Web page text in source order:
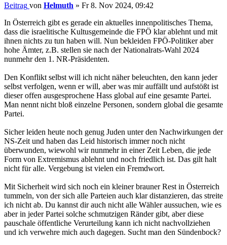
Beitrag von Helmuth » Fr 8. Nov 2024, 09:42
In Österreich gibt es gerade ein aktuelles innenpolitisches Thema,
dass die israelitische Kultusgemeinde die FPÖ klar ablehnt und mit
ihnen nichts zu tun haben will. Nun bekleiden FPÖ-Politiker aber
hohe Ämter, z.B. stellen sie nach der Nationalrats-Wahl 2024
nunmehr den 1. NR-Präsidenten.
Den Konflikt selbst will ich nicht näher beleuchten, den kann jeder
selbst verfolgen, wenn er will, aber was mir auffällt und aufstößt ist
dieser offen ausgesprochene Hass global auf eine gesamte Partei.
Man nennt nicht bloß einzelne Personen, sondern global die gesamte
Partei.
Sicher leiden heute noch genug Juden unter den Nachwirkungen der
NS-Zeit und haben das Leid historisch immer noch nicht
überwunden, wiewohl wir nunmehr in einer Zeit Leben, die jede
Form von Extremismus ablehnt und noch friedlich ist. Das gilt halt
nicht für alle. Vergebung ist vielen ein Fremdwort.
Mit Sicherheit wird sich noch ein kleiner brauner Rest in Österreich
tummeln, von der sich alle Parteien auch klar distanzieren, das streite
ich nicht ab. Du kannst dir auch nicht alle Wähler aussuchen, wie es
aber in jeder Partei solche schmutzigen Ränder gibt, aber diese
pauschale öffentliche Verurteilung kann ich nicht nachvollziehen
und ich verwehre mich auch dagegen. Sucht man den Sündenbock?